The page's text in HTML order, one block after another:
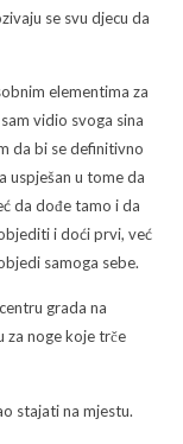
se svu djecu da
elementima za
vidio svoga sina
da bi se definitivno
uspješan u tome da
da dođe tamo i da
i doći prvi, već
samoga sebe.
grada na
za noge koje trče
stajati na mjestu.